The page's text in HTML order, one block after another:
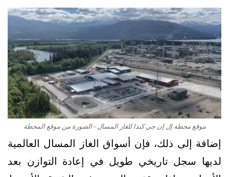
موقع محطة إل إن جي كندا للغاز المسال - الصورة من موقع المحطة
إضافة إلى ذلك، فإن أسواق الغاز المسال العالمية
لديها سجل تاريخي طويل في إعادة التوازن بعد